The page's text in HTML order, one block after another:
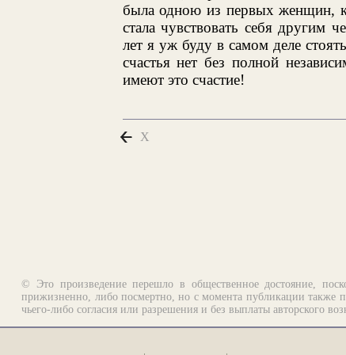
была одною из первых женщин,
стала чувствовать себя другим
лет я уж буду в самом деле
счастья нет без полной
имеют это счастие!
X
© Это произведение перешло в общественное достояние,
прижизненно, либо посмертно, но с момента публикации также
чьего-либо согласия или разрешения и без выплаты авторского